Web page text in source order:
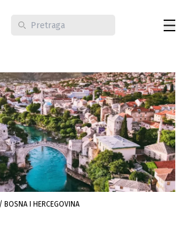
VIJESTI / BOSNA I HERCEGOVINA